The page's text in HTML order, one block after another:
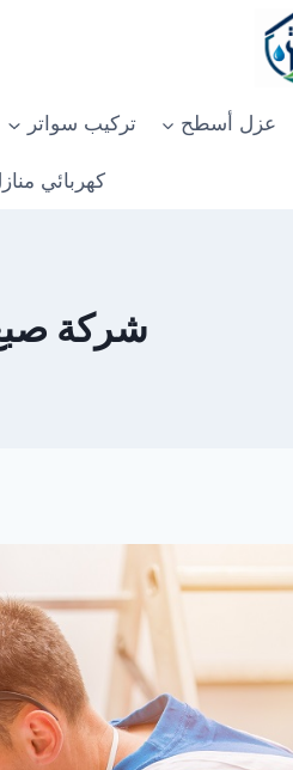
عزل أسطح تركيب سواتر
كهربائي
شركة صبغ في ام